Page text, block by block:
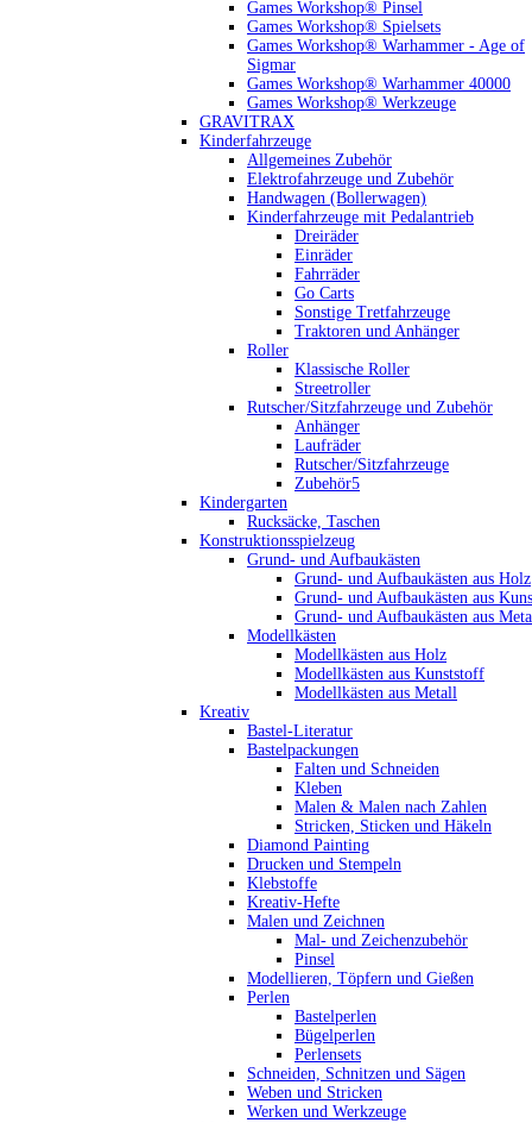
Games Workshop® Pinsel
Games Workshop® Spielsets
Games Workshop® Warhammer - Age of
Sigmar
Games Workshop® Warhammer 40000
Games Workshop® Werkzeuge
GRAVITRAX
Kinderfahrzeuge
Allgemeines Zubehör
Elektrofahrzeuge und Zubehör
Handwagen (Bollerwagen)
Kinderfahrzeuge mit Pedalantrieb
Dreiräder
Einräder
Fahrräder
Go Carts
Sonstige Tretfahrzeuge
Traktoren und Anhänger
Roller
Klassische Roller
Streetroller
Rutscher/Sitzfahrzeuge und Zubehör
Anhänger
Laufräder
Rutscher/Sitzfahrzeuge
Zubehör5
Kindergarten
Rucksäcke, Taschen
Konstruktionsspielzeug
Grund- und Aufbaukästen
Grund- und Aufbaukästen aus Holz
Grund- und Aufbaukästen aus
Grund- und Aufbaukästen aus
Modellkästen
Modellkästen aus Holz
Modellkästen aus Kunststoff
Modellkästen aus Metall
Kreativ
Bastel-Literatur
Bastelpackungen
Falten und Schneiden
Kleben
Malen & Malen nach Zahlen
Stricken, Sticken und Häkeln
Diamond Painting
Drucken und Stempeln
Klebstoffe
Kreativ-Hefte
Malen und Zeichnen
Mal- und Zeichenzubehör
Pinsel
Modellieren, Töpfern und Gießen
Perlen
Bastelperlen
Bügelperlen
Perlensets
Schneiden, Schnitzen und Sägen
Weben und Stricken
Werken und Werkzeuge